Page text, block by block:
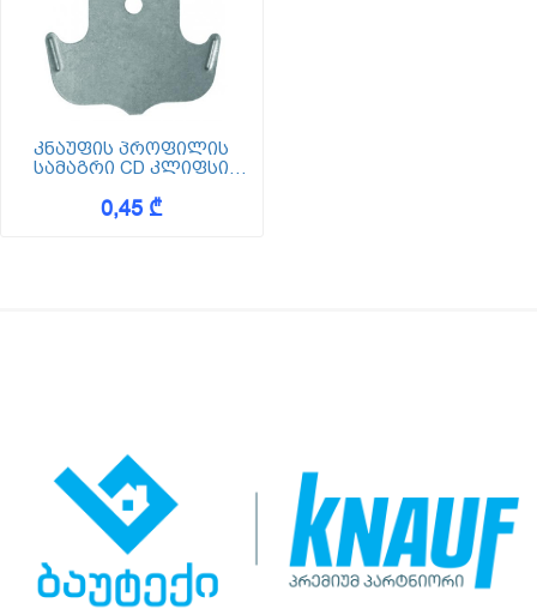
კნაუფის პროფილის
სამაგრი CD კლიფსი
0,45 ₾